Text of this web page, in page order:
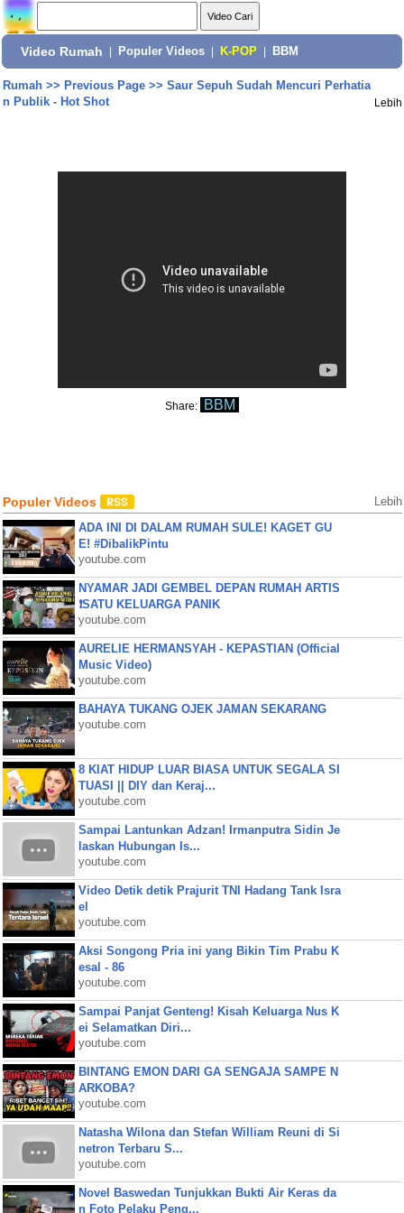
Video Rumah Populer Videos K-POP BBM
Rumah>> Previous Page>> Saur Sepuh Sudah Mencuri Perhatia
n Publik - Hot Shot
Lebih
Share: BBM
Populer Videos Lebih
ADA INI DI DALAM RUMAH SULE! KAGET GU
E! #DibalikPintu
youtube.com
NYAMAR JADI GEMBEL DEPAN RUMAH ARTIS
❗SATU KELUARGA PANIK
youtube.com
AURELIE HERMANSYAH - KEPASTIAN (Official
Music Video)
youtube.com
BAHAYA TUKANG OJEK JAMAN SEKARANG
youtube.com
8 KIAT HIDUP LUAR BIASA UNTUK SEGALA SI
TUASI || DIY dan Keraj...
youtube.com
Sampai Lantunkan Adzan! Irmanputra Sidin Je
laskan Hubungan Is...
youtube.com
Video Detik detik Prajurit TNI Hadang Tank Isra
el
youtube.com
Aksi Songong Pria ini yang Bikin Tim Prabu K
esal - 86
youtube.com
Sampai Panjat Genteng! Kisah Keluarga Nus K
ei Selamatkan Diri...
youtube.com
BINTANG EMON DARI GA SENGAJA SAMPE N
ARKOBA?
youtube.com
Natasha Wilona dan Stefan William Reuni di Si
netron Terbaru S...
youtube.com
Novel Baswedan Tunjukkan Bukti Air Keras da
n Foto Pelaku Peng...